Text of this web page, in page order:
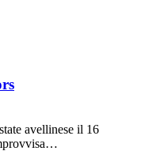
avellinese il 16